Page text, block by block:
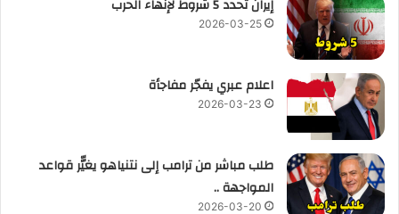
إيران تحدد 5 شروط لإنهاء الحرب
2026-03-25
اعلام عبري يفجّر مفاجأة
2026-03-23
طلب مباشر من ترامب إلى نتنياهو يغيّّر قواعد
المواجهة ..
2026-03-20